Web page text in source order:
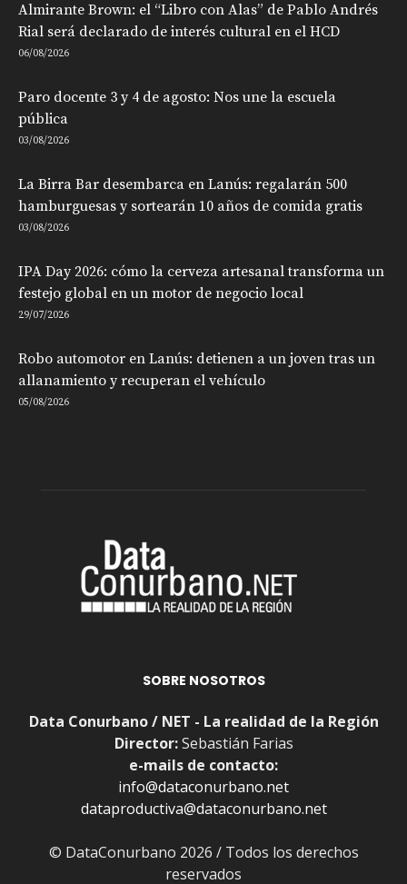
Almirante Brown: el “Libro con Alas” de Pablo Andrés
Rial será declarado de interés cultural en el HCD
06/08/2026
Paro docente 3 y 4 de agosto: Nos une la escuela
pública
03/08/2026
La Birra Bar desembarca en Lanús: regalarán 500
hamburguesas y sortearán 10 años de comida gratis
03/08/2026
IPA Day 2026: cómo la cerveza artesanal transforma un
festejo global en un motor de negocio local
29/07/2026
Robo automotor en Lanús: detienen a un joven tras un
allanamiento y recuperan el vehículo
05/08/2026
SOBRE NOSOTROS
Data Conurbano / NET - La realidad de la Región
Director:Sebastián Farias
e-mails de contacto:
info@dataconurbano.net
dataproductiva@dataconurbano.net
© DataConurbano 2026 / Todos los derechos
reservados